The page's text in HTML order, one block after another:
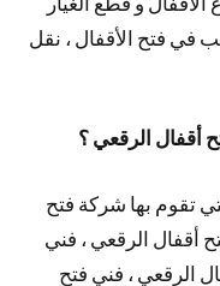
في فتح الأقفال ، نقل
أقفال الرقعي ؟
تقوم بها شركة فتح
أقفال الرقعي ، فني
الرقعي ، فني فتح